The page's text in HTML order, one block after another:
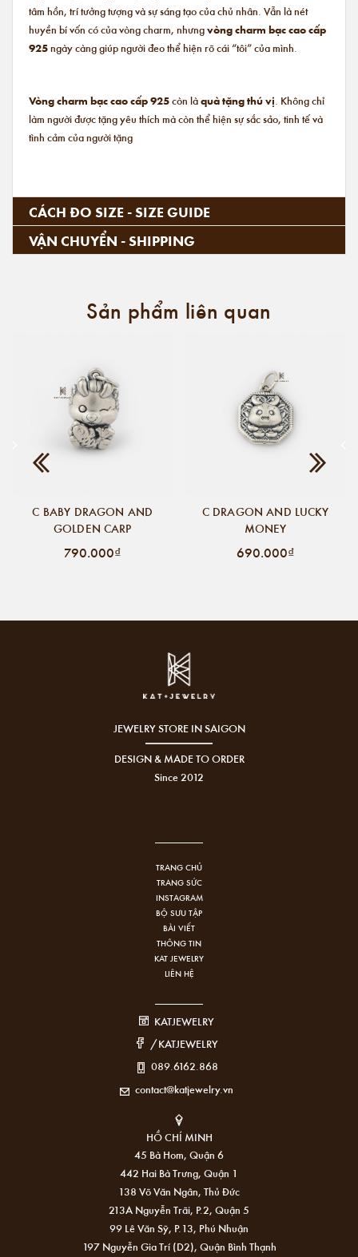
tâm hồn, trí tưởng tượng và sự sáng tạo của chủ nhân. Vẫn là nét
huyền bí vốn có của vòng charm, nhưngvòng charm bạc cao cấp
925ngày càng giúp người đeo thể hiện rõ cái “tôi” của mình.
Vòng charm bạc cao cấp 925còn làquà tặng thú vị. Không chỉ
làm người được tặng yêu thích mà còn thể hiện sự sắc sảo, tinh tế và
tình cảm của người tặng
CÁCH ĐO SIZE - SIZE GUIDE
VẬN CHUYỂN - SHIPPING
Sản phẩm liên quan
C BABY DRAGON AND
GOLDEN CARP
790.000₫
C DRAGON AND LUCKY
MONEY
690.000₫
JEWELRY STORE IN SAIGON
DESIGN & MADE TO ORDER
Since 2012
TRANG CHỦ
TRANG SỨC
INSTAGRAM
BỘ SƯU TẬP
BÀI VIẾT
THÔNG TIN
KAT JEWELRY
LIÊN HỆ
KATJEWELRY
/KATJEWELRY
089.6162.868
contact@katjewelry.vn
HỒ CHÍ MINH
45 Bà Hom, Quận 6
442 Hai Bà Trưng, Quận 1
138 Võ Văn Ngân, Thủ Đức
213A Nguyễn Trãi, P.2, Quận 5
99 Lê Văn Sỹ, P.13, Phú Nhuận
197 Nguyễn Gia Trí (D2), Quận Bình Thạnh